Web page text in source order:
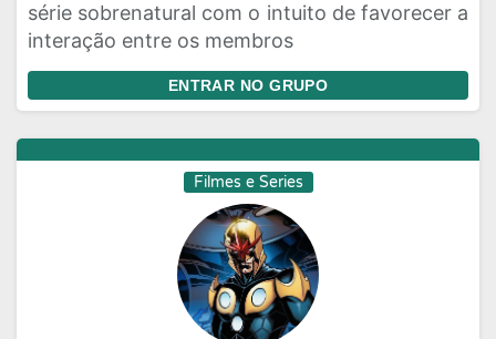
série sobrenatural com o intuito de favorecer a
interação entre os membros
ENTRAR NO GRUPO
Filmes e Series